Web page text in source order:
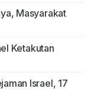
Masyarakat
Ketakutan
Israel, 17